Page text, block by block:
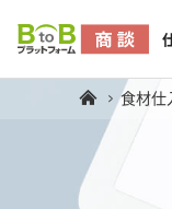
食材仕